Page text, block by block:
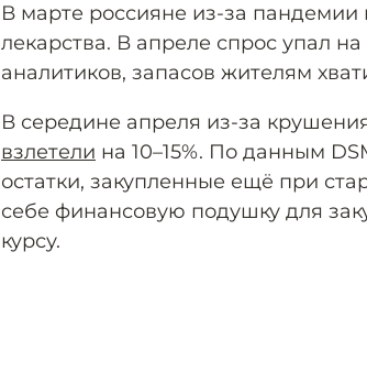
В марте россияне из-за пандемии
лекарства. В апреле спрос упал
аналитиков, запасов жителям
В середине апреля из-за
взлетели на 10–15%. По данным
остатки, закупленные ещё при
себе финансовую подушку для
курсу.